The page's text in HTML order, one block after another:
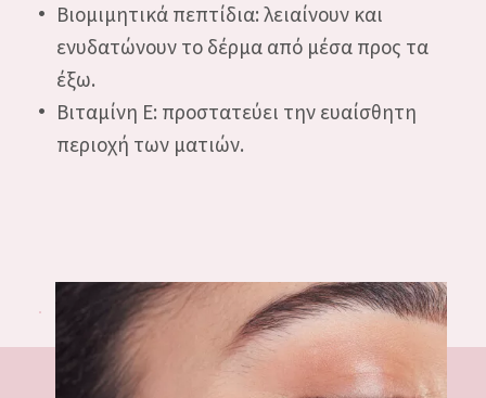
ΟΛΕΣ ΟΙ ΗΛΙΚΙΕΣ
ΗΛΙΚΙΑ: 35 ΕΩΣ 55
ΩΡΙΜΟ ΔΕΡΜΑ
Βιομιμητικά πεπτίδια: λειαίνουν και
ενυδατώνουν το δέρμα από μέσα προς τα
έξω.
Βιταμίνη E: προστατεύει την ευαίσθητη
περιοχή των ματιών.